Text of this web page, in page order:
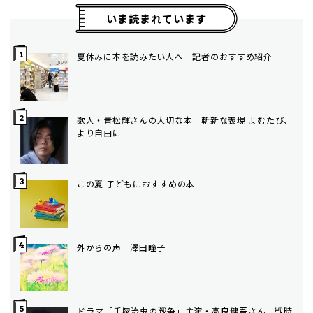
いま読まれています
夏休みに本を読みたい人へ 記者のおすすめ紹介
歌人・青松輝さんの大切な本 斬新な表現 よむたび、
より自由に
この夏 子どもにおすすめの本
外からの声 澤田瞳子
ドラマ「手塚治虫の戦争」主演・高良健吾さん 戦時